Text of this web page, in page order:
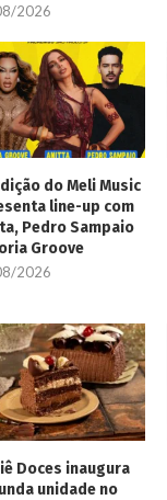
2026
do Meli Music
line-up com
Pedro Sampaio
Groove
2026
Doces inaugura
unidade no